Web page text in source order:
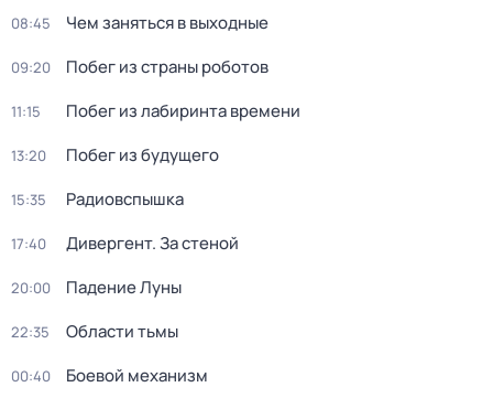
08:45 Чем заняться в выходные
09:20 Побег из страны роботов
11:15 Пoбег из лабиринтa времени
13:20 Побег из будущего
15:35 Радиовспышка
17:40 Дивергент. За стеной
20:00 Падение Луны
22:35 Области тьмы
00:40 Боевой механизм